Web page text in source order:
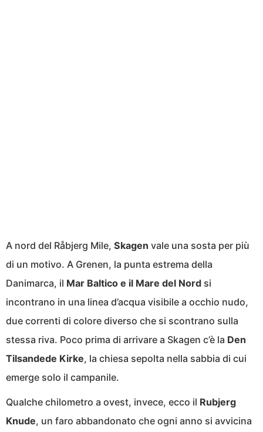
A nord del Råbjerg Mile, Skagen vale una sosta per più
di un motivo. A Grenen, la punta estrema della
Danimarca, il Mar Baltico e il Mare del Nord si
incontrano in una linea d’acqua visibile a occhio nudo,
due correnti di colore diverso che si scontrano sulla
stessa riva. Poco prima di arrivare a Skagen c’è la Den
Tilsandede Kirke, la chiesa sepolta nella sabbia di cui
emerge solo il campanile.
Qualche chilometro a ovest, invece, ecco il Rubjerg
Knude, un faro abbandonato che ogni anno si avvicina